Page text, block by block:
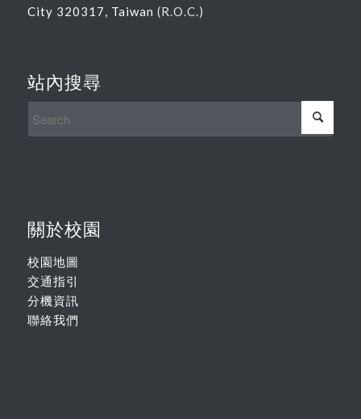
City 320317, Taiwan (R.O.C.)
站內搜尋
關於校園
校園地圖
交通指引
分機資訊
聯絡我們